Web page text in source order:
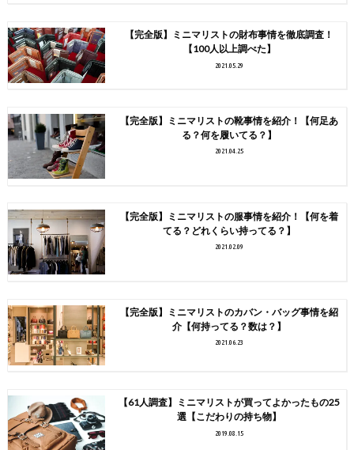
【完全版】ミニマリストの財布事情を徹底調査！
【100人以上調べた】
2021.05.29
【完全版】ミニマリストの靴事情を紹介！【何足あ
る？何を履いてる？】
2021.04.25
【完全版】ミニマリストの服事情を紹介！【何を着
てる？どれくらい持ってる？】
2021.02.09
【完全版】ミニマリストのカバン・バッグ事情を紹
介【何持ってる？数は？】
2021.06.23
【61人調査】ミニマリストが買ってよかったもの25
選【こだわりの持ち物】
2019.08.15